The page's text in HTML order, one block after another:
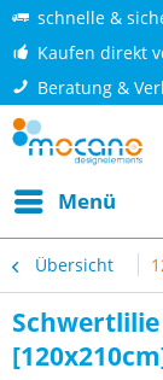
schnelle &
Kaufen direkt
Beratung &
Menü
Übersicht